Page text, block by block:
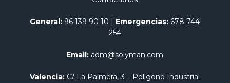
General: 96 139 90 10 | Emergencias: 678 744
254
Email: adm@solyman.com
Valencia: C/ La Palmera, 3 – Polígono Industrial